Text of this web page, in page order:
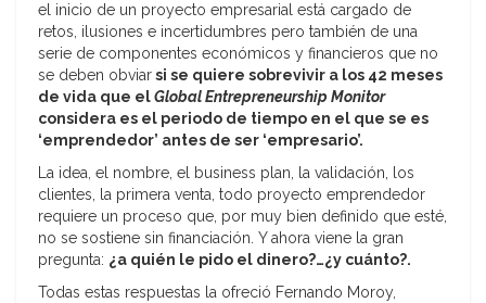
el inicio de un proyecto empresarial está cargado de
retos, ilusiones e incertidumbres pero también de una
serie de componentes económicos y financieros que no
se deben obviarsi se quiere sobrevivir a los 42 meses
de vida que elGlobal Entrepreneurship Monitor
considera es el periodo de tiempo en el que se es
‘emprendedor’ antes de ser ‘empresario’.
La idea, el nombre, el business plan, la validación, los
clientes, la primera venta, todo proyecto emprendedor
requiere un proceso que, por muy bien definido que esté,
no se sostiene sin financiación. Y ahora viene la gran
pregunta: ¿a quién le pido el dinero?…¿y cuánto?.
Todas estas respuestas la ofreció Fernando Moroy,